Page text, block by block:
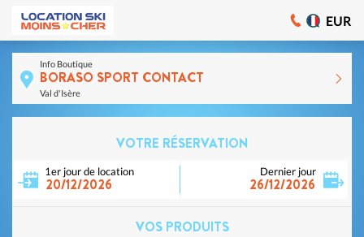
EUR
Info Boutique
BORASO SPORT CONTACT
Val d'Isère
VOTRE RÉSERVATION
20/12/2026
1er jour de location
26/12/2026
Dernier jour
VOS PRODUITS